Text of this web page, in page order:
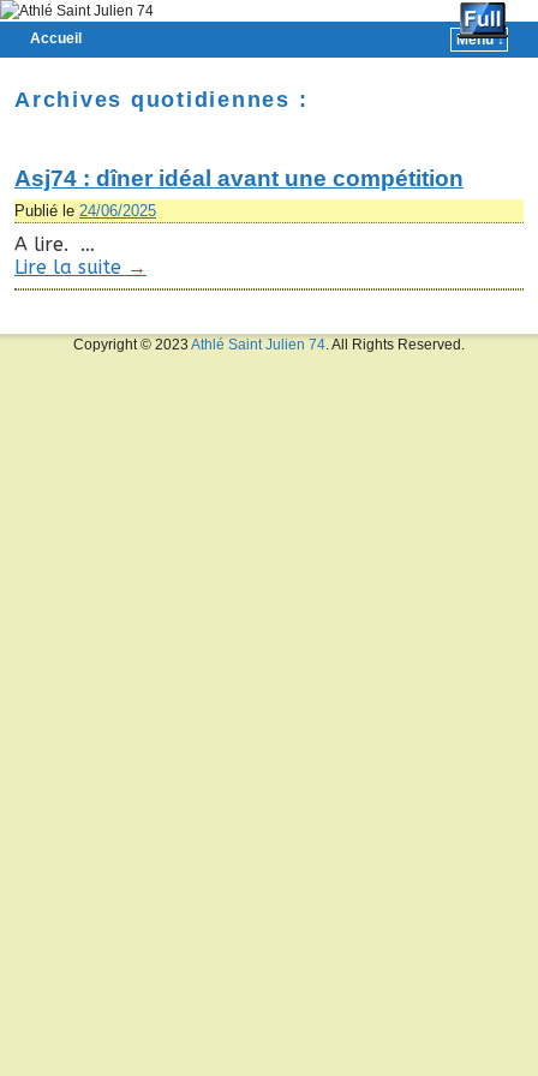
Accueil
Menu ↓
Archives quotidiennes :
Asj74 : dîner idéal avant une compétition
Publié le 24/06/2025
A lire. …
Lire la suite →
Copyright © 2023 Athlé Saint Julien 74. All Rights Reserved.